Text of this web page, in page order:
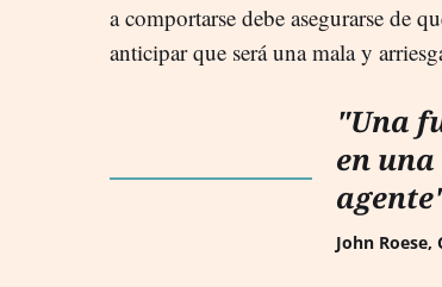
a comportarse debe asegurarse de
anticipar que será una mala y
"Una
en
John Roese,